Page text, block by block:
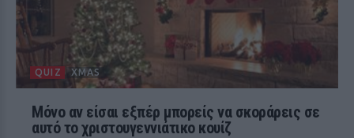
QUIZ XMAS
Μόνο αν είσαι εξπέρ μπορείς να σκοράρεις σε
αυτό το χριστουγεννιάτικο κουίζ